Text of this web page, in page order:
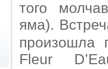
того
яма).
произошла
Fleur